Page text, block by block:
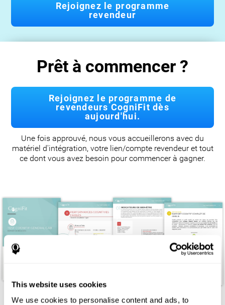
This website uses cookies
We use cookies to personalise content and ads, to
Rejoignez le programme
revendeur
Prêt à commencer ?
Rejoignez le programme de
revendeurs CogniFit dès
aujourd'hui.
Une fois approuvé, nous vous accueillerons avec du
matériel d'intégration, votre lien/compte revendeur et tout
ce dont vous avez besoin pour commencer à gagner.